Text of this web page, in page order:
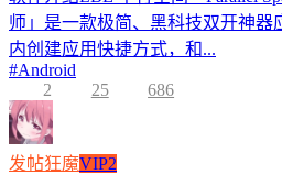
师」是一款极简、黑科技双开神器
内创建应用快捷方式，和...
#Android
2
25 686
发帖狂魔VIP2